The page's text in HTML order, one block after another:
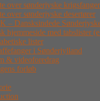
over sønderjyske krigsfanger
over sønderjyske desertører
– Dansksindede
hjemmeside med tabslister
lister
i Sønderjylland
& videoforedrag
forløb